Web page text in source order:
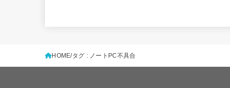
HOME タグ : ノートPC不具合